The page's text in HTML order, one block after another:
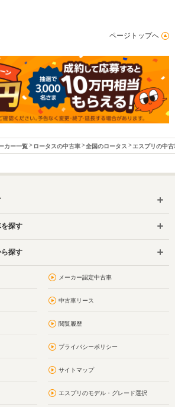
ページトップへ
カー一覧 ロータスの中古車 全国のロータス エスプリの中古
探す
探す
メーカー認定中古車
中古車リース
閲覧履歴
プライバシーポリシー
サイトマップ
エスプリのモデル・グレード選択